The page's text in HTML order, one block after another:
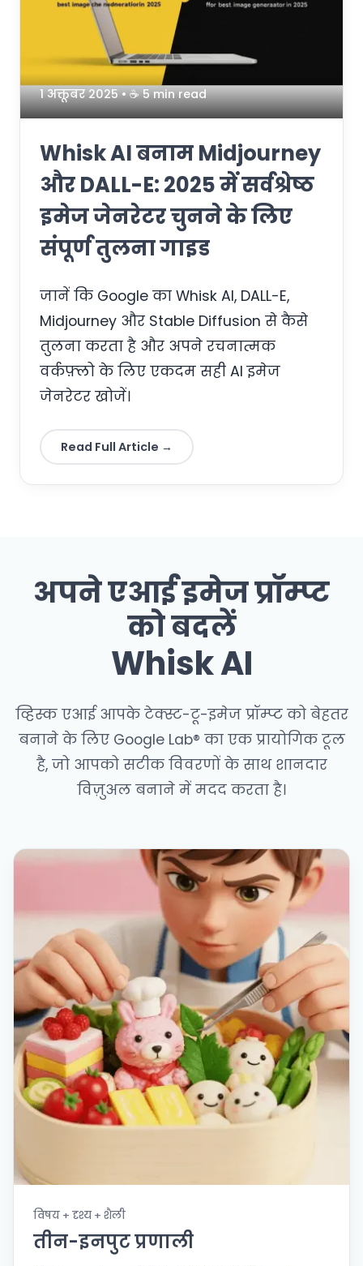
1 अक्तूबर 2025 • ☕️ 5 min read
Whisk AI बनाम Midjourney
और DALL-E: 2025 में सर्वश्रेष्ठ
इमेज जेनरेटर चुनने के लिए
संपूर्ण तुलना गाइड
जानें कि Google का Whisk AI, DALL-E,
Midjourney और Stable Diffusion से कैसे
तुलना करता है और अपने रचनात्मक
वर्कफ़्लो के लिए एकदम सही AI इमेज
जेनरेटर खोजें।
Read Full Article →
अपने एआई इमेज प्रॉम्प्ट
को बदलें
Whisk AI
व्हिस्क एआई आपके टेक्स्ट-टू-इमेज प्रॉम्प्ट को बेहतर
बनाने के लिए Google Lab® का एक प्रायोगिक टूल
है, जो आपको सटीक विवरणों के साथ शानदार
विज़ुअल बनाने में मदद करता है।
विषय + दृश्य + शैली
तीन-इनपुट प्रणाली